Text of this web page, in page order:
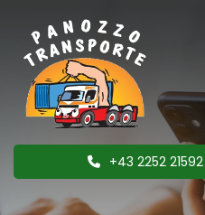
+43 2252 21592